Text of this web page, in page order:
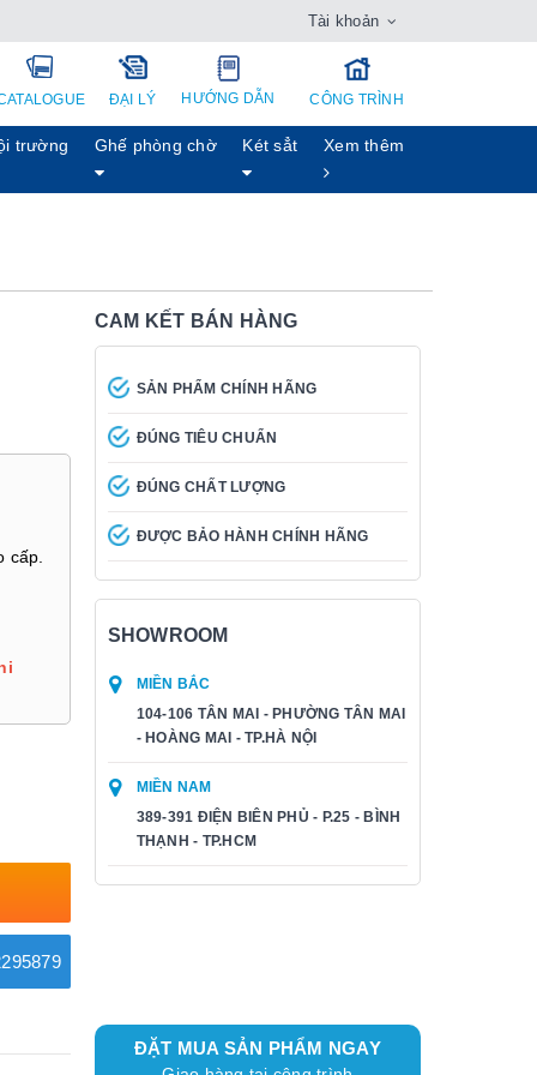
Tài khoản
ĐẠI LÝ HƯỚNG DẪN CÔNG TRÌNH
trường Ghế phòng chờ Két sẳt Xem thêm
cấp.
CAM KẾT BÁN HÀNG
SẢN PHẨM CHÍNH HÃNG
ĐÚNG TIÊU CHUẨN
ĐÚNG CHẤT LƯỢNG
ĐƯỢC BẢO HÀNH CHÍNH HÃNG
SHOWROOM
MIỀN BẮC
104-106 TÂN MAI - PHƯỜNG TÂN MAI
- HOÀNG MAI - TP.HÀ NỘI
MIỀN NAM
389-391 ĐIỆN BIÊN PHỦ - P.25 - BÌNH
THẠNH - TP.HCM
ĐẶT MUA SẢN PHẨM NGAY